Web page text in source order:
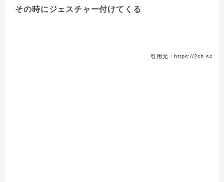
その時にジェスチャー付けてくる
引用元：https://2ch.sc